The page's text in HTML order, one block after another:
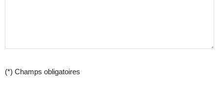
(*) Champs obligatoires